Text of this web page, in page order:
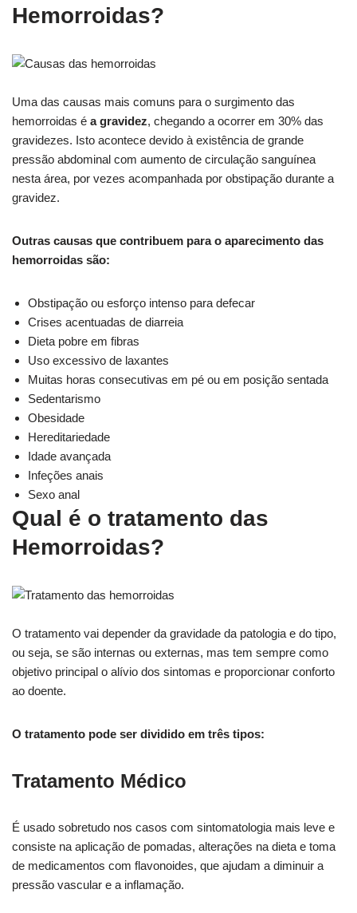
Hemorroidas?
Uma das causas mais comuns para o surgimento das
hemorroidas é a gravidez, chegando a ocorrer em 30% das
gravidezes. Isto acontece devido à existência de grande
pressão abdominal com aumento de circulação sanguínea
nesta área, por vezes acompanhada por obstipação durante a
gravidez.
Outras causas que contribuem para o aparecimento das
hemorroidas são:
Obstipação ou esforço intenso para defecar
Crises acentuadas de diarreia
Dieta pobre em fibras
Uso excessivo de laxantes
Muitas horas consecutivas em pé ou em posição sentada
Sedentarismo
Obesidade
Hereditariedade
Idade avançada
Infeções anais
Sexo anal
Qual é o tratamento das
Hemorroidas?
O tratamento vai depender da gravidade da patologia e do tipo,
ou seja, se são internas ou externas, mas tem sempre como
objetivo principal o alívio dos sintomas e proporcionar conforto
ao doente.
O tratamento pode ser dividido em três tipos:
Tratamento Médico
É usado sobretudo nos casos com sintomatologia mais leve e
consiste na aplicação de pomadas, alterações na dieta e toma
de medicamentos com flavonoides, que ajudam a diminuir a
pressão vascular e a inflamação.